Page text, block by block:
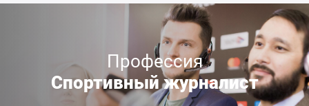
Профессия
Спортивный журналист